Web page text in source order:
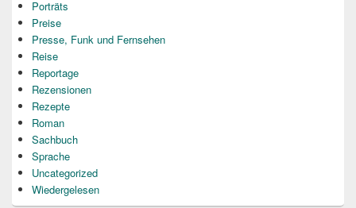
Porträts
Preise
Presse, Funk und Fernsehen
Reise
Reportage
Rezensionen
Rezepte
Roman
Sachbuch
Sprache
Uncategorized
Wiedergelesen